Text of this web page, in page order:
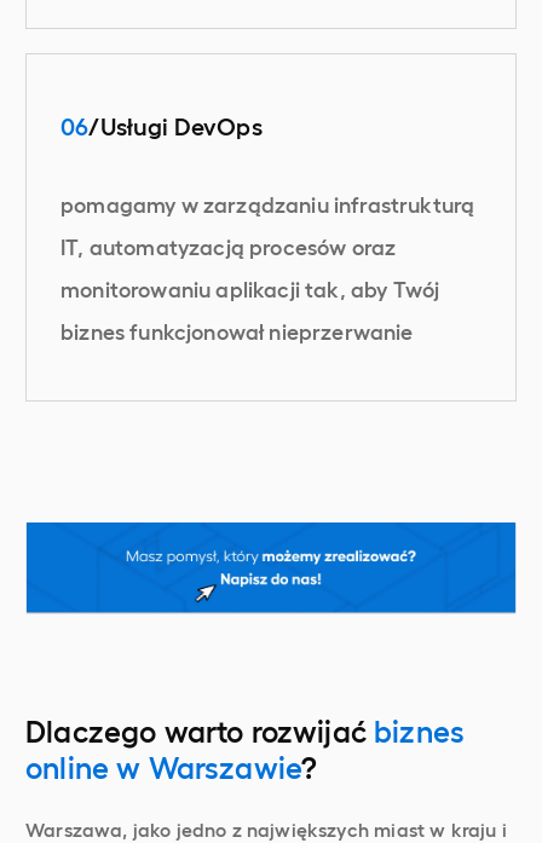
06/Usługi DevOps
pomagamy w zarządzaniu infrastrukturą
IT, automatyzacją procesów oraz
monitorowaniu aplikacji tak, aby Twój
biznes funkcjonował nieprzerwanie
Dlaczego warto rozwijaćbiznes
online w Warszawie?
Warszawa, jako jedno z największych miast w kraju i